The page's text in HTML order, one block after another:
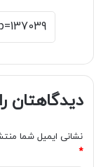
دیدگاهتان
نشانی ایمیل شما
*